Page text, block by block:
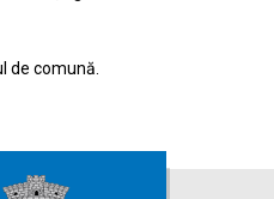
de comună.